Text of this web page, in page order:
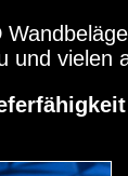
und vielen